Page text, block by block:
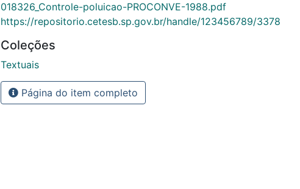
018326_Controle-poluicao-PROCONVE-1988.pdf
https://repositorio.cetesb.sp.gov.br/handle/123456789/3378
Coleções
Textuais
Página do item completo